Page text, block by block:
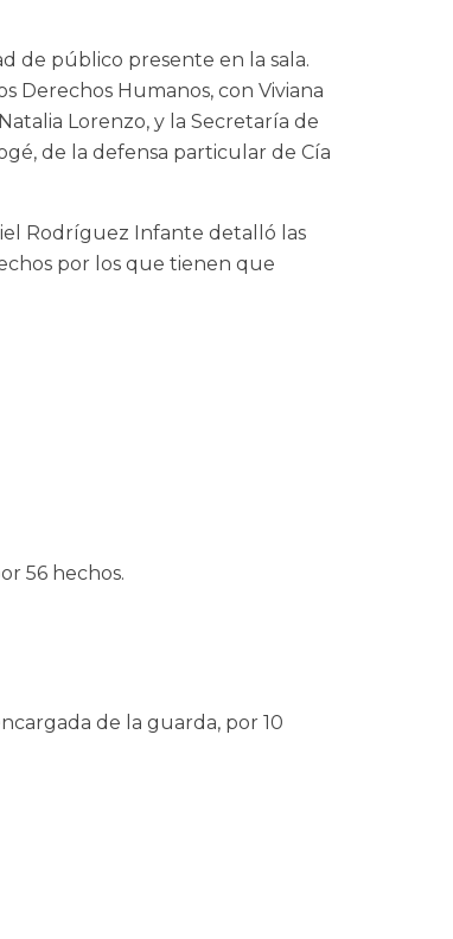
de público presente en la sala.
Derechos Humanos, con Viviana
Lorenzo, y la Secretaría de
de la defensa particular de Cía
Rodríguez Infante detalló las
por los que tienen que
56 hechos.
de la guarda, por 10